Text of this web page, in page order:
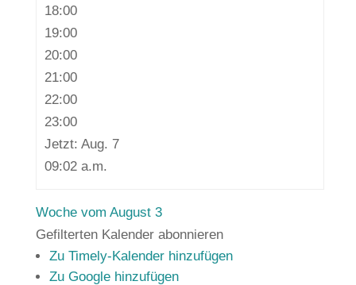
18:00
19:00
20:00
21:00
22:00
23:00
Jetzt: Aug. 7
09:02 a.m.
Woche vom August 3
Gefilterten Kalender abonnieren
Zu Timely-Kalender hinzufügen
Zu Google hinzufügen